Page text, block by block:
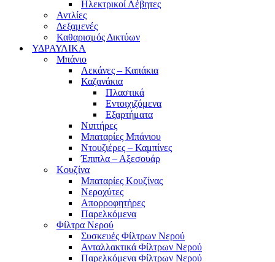
Ηλεκτρικοί Λέβητες
Αντλίες
Δεξαμενές
Καθαρισμός Δικτύων
ΥΔΡΑΥΛΙΚΑ
Μπάνιο
Λεκάνες – Καπάκια
Καζανάκια
Πλαστικά
Εντοιχιζόμενα
Εξαρτήματα
Νιπτήρες
Μπαταρίες Μπάνιου
Ντουζιέρες – Καμπίνες
Έπιπλα – Αξεσουάρ
Κουζίνα
Μπαταρίες Κουζίνας
Νεροχύτες
Απορροφητήρες
Παρελκόμενα
Φίλτρα Νερού
Συσκευές Φίλτρων Νερού
Ανταλλακτικά Φίλτρων Νερού
Παρελκόμενα Φίλτρων Νερού